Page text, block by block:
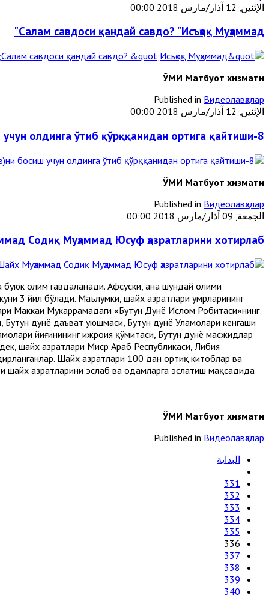
الإثنين, 12 آذار/مارس 2018 00:00
Салам савдоси қандай савдо? "Исъҳоқ Муҳаммад"
ЎМИ Матбуот хизмати
Published in Видеолавҳалар
الإثنين, 12 آذار/مارس 2018 00:00
8-мўъжиза: Абу Жаҳл Расулуллоҳ (с.а.в)ни босиш учун олдинга ўтиб қўрққанидан ортига қайтиши
ЎМИ Матбуот хизмати
Published in Видеолавҳалар
الجمعة, 09 آذار/مارس 2018 00:00
Содиқ Муҳаммад Юсуф ҳазратларини хотирлаб
олим гавдаланади. Афсуски, ана шундай олими
3 йил бўлади. Маълумки, шайх ҳазратлари умрларининг
Маккаи Мукаррамадаги «Бутун Дунё Ислом Робитаси»нинг
дунё даъват уюшмаси, Бутун дунё Уламолари кенгаши
йиғинининг ижроия қўмитаси, Бутун дунё масжидлар
шайх ҳазратлари Миср Араб Республикаси, Либия
Шайх ҳазратлари 100 дан ортиқ китоблар ва
ҳазратларини эслаб ва одамларга эслатиш мақсадида
ЎМИ Матбуот хизмати
Published in Видеолавҳалар
البداية
331
332
333
334
335
336
337
338
339
340